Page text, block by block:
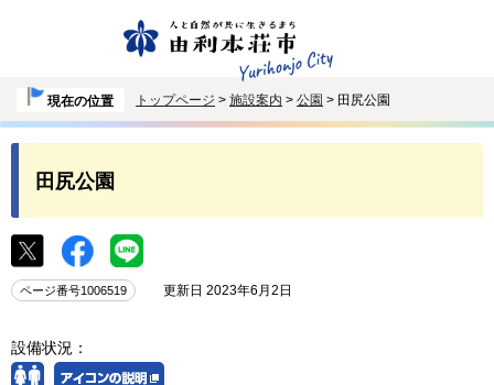
現在の位置 トップページ > 施設案内 > 公園 > 田尻公園
田尻公園
ページ番号1006519 更新日 2023年6月2日
設備状況：